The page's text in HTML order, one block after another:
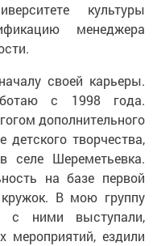
культуры
менеджера
своей карьеры.
с 1998 года.
дополнительного
творчества,
селе Шереметьевка.
на базе первой
В мою группу
с ними выступали,
мероприятий, ездили